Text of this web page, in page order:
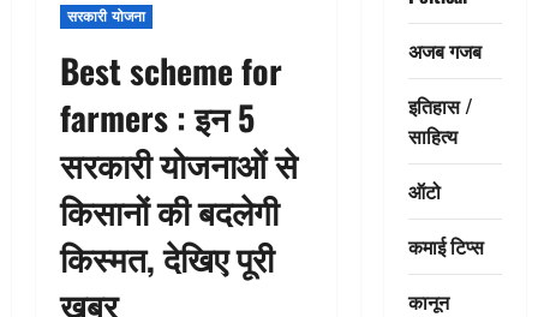
सरकारी योजना
Best scheme for
farmers : इन 5
सरकारी योजनाओं से
किसानों की बदलेगी
किस्मत, देखिए पूरी
खबर
अजब गजब
इतिहास /
साहित्य
ऑटो
कमाई टिप्स
कानून